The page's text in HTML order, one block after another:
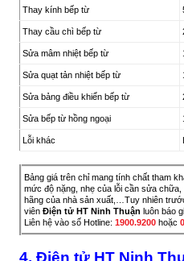
Thay kính bếp từ
Thay cầu chì bếp từ
Sửa mâm nhiệt bếp từ
Sửa quạt tản nhiệt bếp từ
Sửa bảng điều khiển bếp từ
Sửa bếp từ hồng ngoại
Lỗi khác
Bảng giá trên chỉ mang tính chất tham
mức độ nặng, nhẹ của lỗi cần sửa
hãng của nhà sản xuất,…Tuy nhiên
viên Điện tử HT Ninh Thuận luôn báo
Liên hệ vào số Hotline: 1900.9200 hoặc
4. Điện tử HT Ninh